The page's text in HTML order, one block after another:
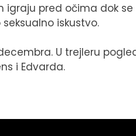
igraju pred očima dok
iskustvo.
U trejleru
i Edvarda.